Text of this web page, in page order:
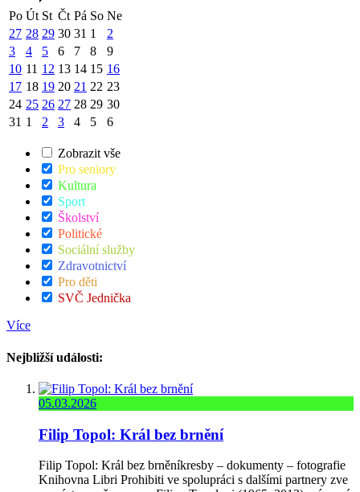
Po Út St Čt Pá So Ne
27 28 29 30 31 1
2
3
4 5 6 7 8
9
10 11 12 13 14 15 16
17 18 19 20 21 22 23
24 25 26 27 28 29 30
31 1 2 3 4 5 6
Zobrazit vše
Pro seniory
Kultura
Sport
Školství
Politické
Sociální služby
Zdravotnictví
Pro děti
SVČ Jednička
Více
Nejbližší události:
05.03.2026
Filip Topol: Král bez brnění
Filip Topol: Král bez brněníkresby – dokumenty – fotografie
Knihovna Libri Prohibiti ve spolupráci s dalšími partnery zve